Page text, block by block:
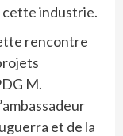
cette industrie.
rencontre
M.
et de la